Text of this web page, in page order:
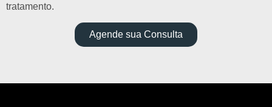
tratamento.
Agende sua Consulta